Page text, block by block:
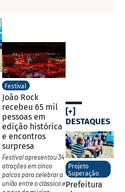
Festival
João Rock
recebeu 65 mil
pessoas em
edição histórica
e encontros
surpresa
Festival apresentou 34
atrações em cinco
palcos para celebrar a
união entre o clássico e
[+]
DESTAQUES
Projeto
Superação
Prefeitura